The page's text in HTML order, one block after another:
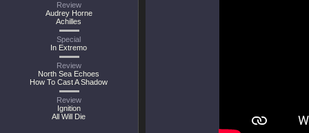
Review
Audrey Horne
Achilles
Special
In Extremo
Review
North Sea Echoes
How To Cast A Shadow
Review
Ignition
All Will Die